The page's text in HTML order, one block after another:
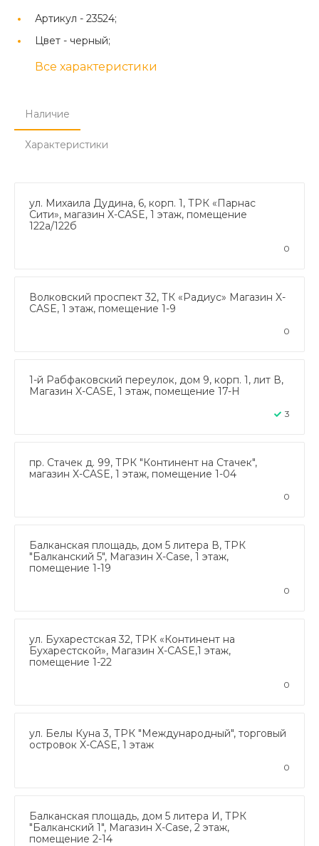
Артикул - 23524;
Цвет - черный;
Все характеристики
Наличие
Характеристики
ул. Михаила Дудина, 6, корп. 1, ТРК «Парнас
Сити», магазин X-CASE, 1 этаж, помещение
122а/122б
0
Волковский проспект 32, ТК «Радиус» Магазин X-
CASE, 1 этаж, помещение 1-9
0
1-й Рабфаковский переулок, дом 9, корп. 1, лит В,
Магазин X-CASE, 1 этаж, помещение 17-Н
3
пр. Стачек д. 99, ТРК "Континент на Стачек",
магазин X-CASE, 1 этаж, помещение 1-04
0
Балканская площадь, дом 5 литера В, ТРК
"Балканский 5", Магазин X-Case, 1 этаж,
помещение 1-19
0
ул. Бухарестская 32, ТРК «Континент на
Бухарестской», Магазин X-CASE,1 этаж,
помещение 1-22
0
ул. Белы Куна 3, ТРК "Международный", торговый
островок X-CASE, 1 этаж
0
Балканская площадь, дом 5 литера И, ТРК
"Балканский 1", Магазин X-Case, 2 этаж,
помещение 2-14